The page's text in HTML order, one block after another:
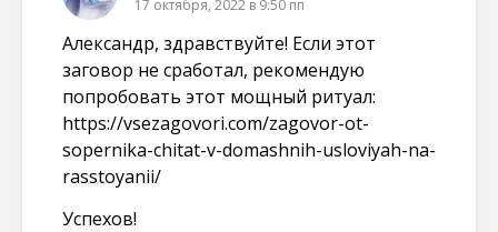
17 октября, 2022 в 9:50 пп
Александр, здравствуйте! Если этот
заговор не сработал, рекомендую
попробовать этот мощный ритуал:
https://vsezagovori.com/zagovor-ot-
sopernika-chitat-v-domashnih-usloviyah-na-
rasstoyanii/
Успехов!